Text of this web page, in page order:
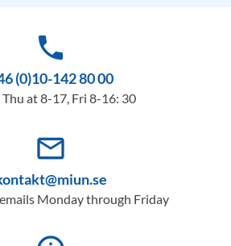
phone
(0)10-142 80 00
at 8-17, Fri 8-16: 30
mail_outline
Monday through Friday